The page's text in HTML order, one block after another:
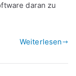
daran zu
Weiterlesen